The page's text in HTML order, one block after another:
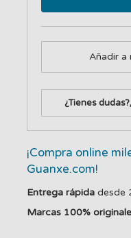
Añadir a
¿Tienes
¡Compra online
Guanxe.com!
Entrega rápida desde
Marcas 100%